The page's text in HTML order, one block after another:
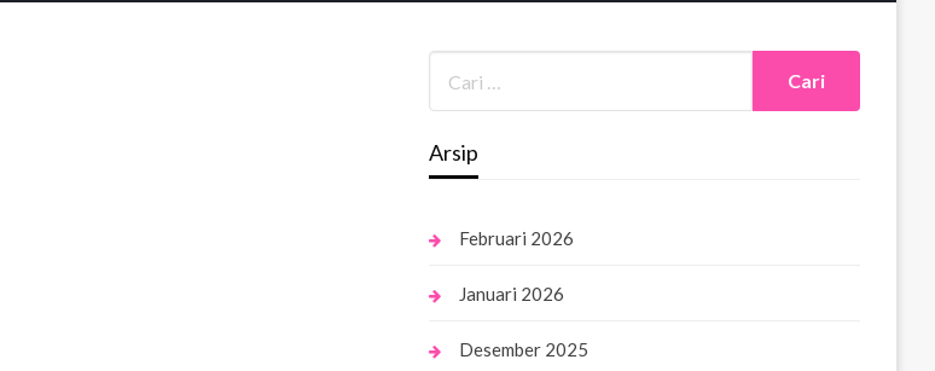
Arsip
Februari 2026
Januari 2026
Desember 2025